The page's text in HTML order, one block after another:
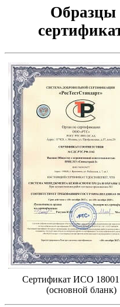
Образцы
Сертификат ИСО
(основной бланк)